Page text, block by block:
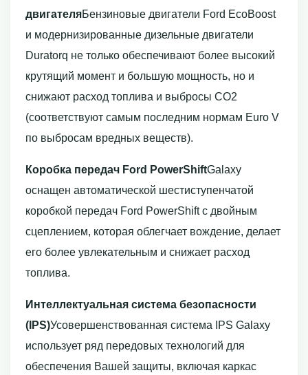
двигателяБензиновые двигатели Ford EcoBoost
и модернизированные дизельные двигатели
Duratorq не только обеспечивают более высокий
крутящий момент и большую мощность, но и
снижают расход топлива и выбросы СО2
(соответствуют самым последним нормам Euro V
по выбросам вредных веществ).
Коробка передач Ford PowerShiftGalaxy
оснащен автоматической шестиступенчатой
коробкой передач Ford PowerShift с двойным
сцеплением, которая облегчает вождение, делает
его более увлекательным и снижает расход
топлива.
Интеллектуальная система безопасности
(IPS)Усовершенствованная система IPS Galaxy
использует ряд передовых технологий для
обеспечения Вашей защиты, включая каркас